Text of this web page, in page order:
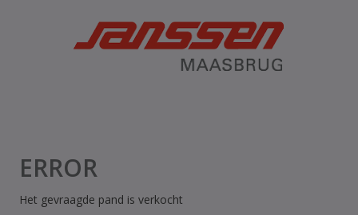
ERROR
Het gevraagde pand is verkocht